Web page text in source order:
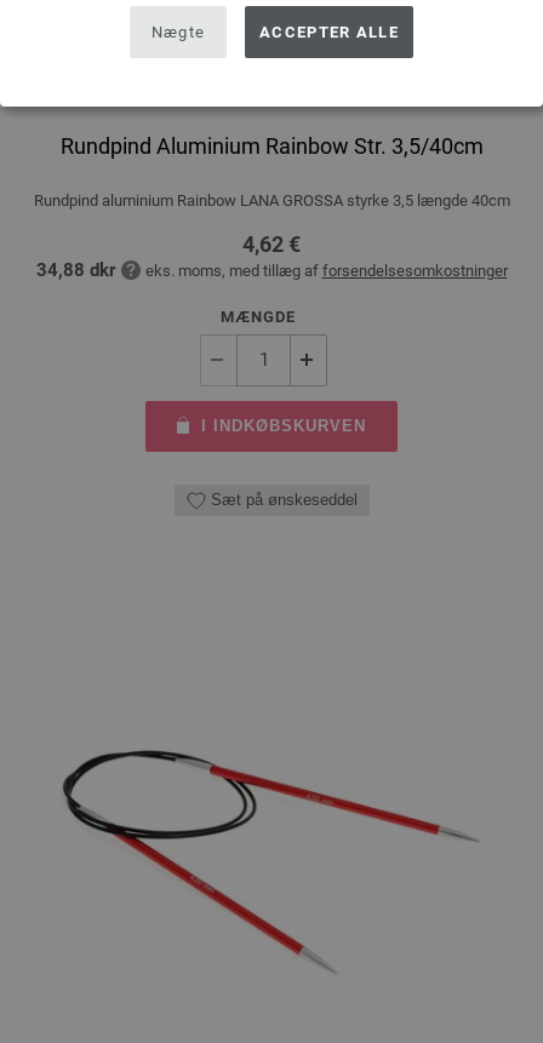
Nægte ACCEPTER ALLE
Rundpind Aluminium Rainbow Str. 3,5/40cm
Rundpind aluminium Rainbow LANA GROSSA styrke 3,5 længde 40cm
4,62 €
34,88 dkr eks. moms, med tillæg af forsendelsesomkostninger
MÆNGDE
I INDKØBSKURVEN
Sæt på ønskeseddel